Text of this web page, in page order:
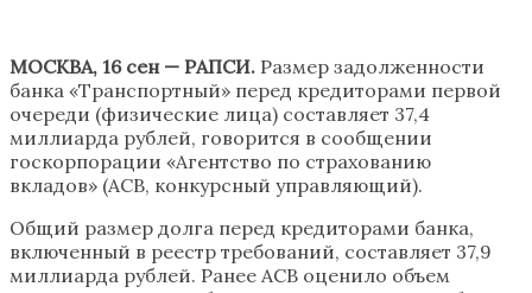
МОСКВА, 16 сен — РАПСИ. Размер задолженности
банка «Транспортный» перед кредиторами первой
очереди (физические лица) составляет 37,4
миллиарда рублей, говорится в сообщении
госкорпорации «Агентство по страхованию
вкладов» (АСВ, конкурсный управляющий).
Общий размер долга перед кредиторами банка,
включенный в реестр требований, составляет 37,9
миллиарда рублей. Ранее АСВ оценило объем